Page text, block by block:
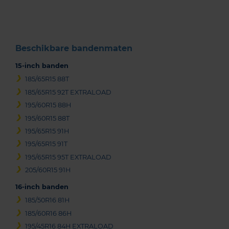
Beschikbare bandenmaten
15-inch banden
185/65R15 88T
185/65R15 92T EXTRALOAD
195/60R15 88H
195/60R15 88T
195/65R15 91H
195/65R15 91T
195/65R15 95T EXTRALOAD
205/60R15 91H
16-inch banden
185/50R16 81H
185/60R16 86H
195/45R16 84H EXTRALOAD